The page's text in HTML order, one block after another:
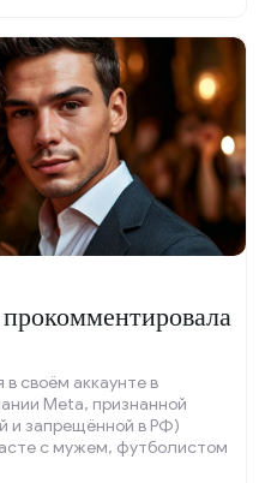
своём аккаунте в
Meta, признанной
и запрещённой в РФ)
с мужем, футболистом